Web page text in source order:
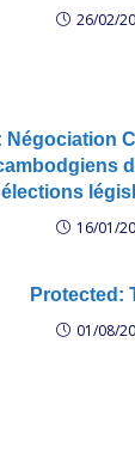
26/02/
Négociation
élections
16/01/
Protected:
01/08/